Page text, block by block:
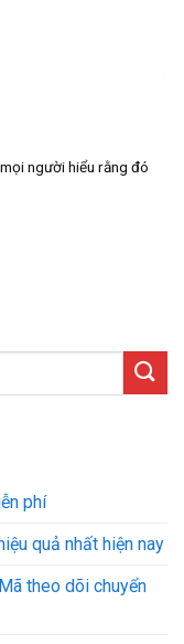
người hiểu rằng đó
phí
quả nhất hiện nay
theo dõi chuyển